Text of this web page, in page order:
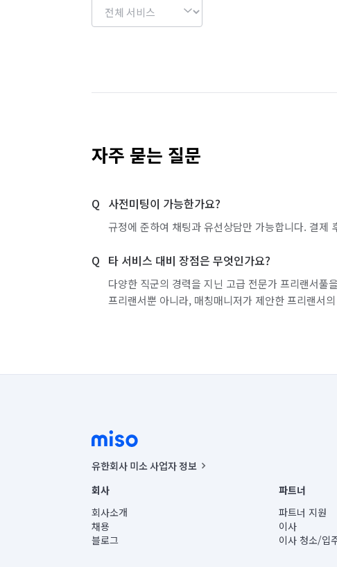
자주 묻는 질문
사전미팅이 가능한가요?
규정에 준하여 채팅과 유선상담만 가능합니다. 결제
타 서비스 대비 장점은 무엇인가요?
다양한 직군의 경력을 지닌 고급 전문가 프리랜서풀
프리랜서뿐 아니라, 매칭매니저가 제안한 프리랜서
유한회사 미소 사업자 정보
사업자등록번호 : 291-87-00271 | 인허가번호 : 2016-3220163-
통신판매신고번호 : 2024-서울종로-1400(공정거래위원회 정보) |
대표이사 : CHING VICTOR COLUMBIA RHEE
주소 | 본사: 서울특별시 종로구 율곡로 6(중학동, 트윈트리빌딩) B
컨택센터 : 서울특별시 종로구 수송동 율곡로 24, 7층, 8층 미소
회사
회사소개
채용
블로그
파트너
파트너 지원
이사
이사 청소/입